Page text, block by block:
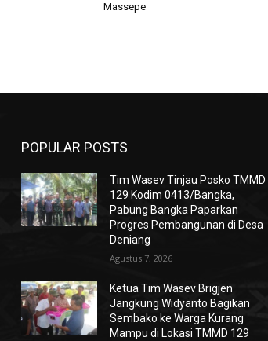
Massepe
POPULAR POSTS
Tim Wasev Tinjau Posko TMMD
129 Kodim 0413/Bangka,
Pabung Bangka Paparkan
Progres Pembangunan di Desa
Deniang
Agustus 7, 2026
Ketua Tim Wasev Brigjen
Jangkung Widyanto Bagikan
Sembako ke Warga Kurang
Mampu di Lokasi TMMD 129